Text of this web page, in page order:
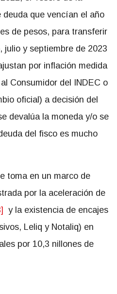
que vencían el año
de pesos, para transferir
julio y septiembre de 2023
por inflación medida
Consumidor del INDEC o
oficial) a decisión del
devalúa la moneda y/o se
del fisco es mucho
toma en un marco de
por la aceleración de
y la existencia de encajes
Leliq y Notaliq) en
por 10,3 nillones de